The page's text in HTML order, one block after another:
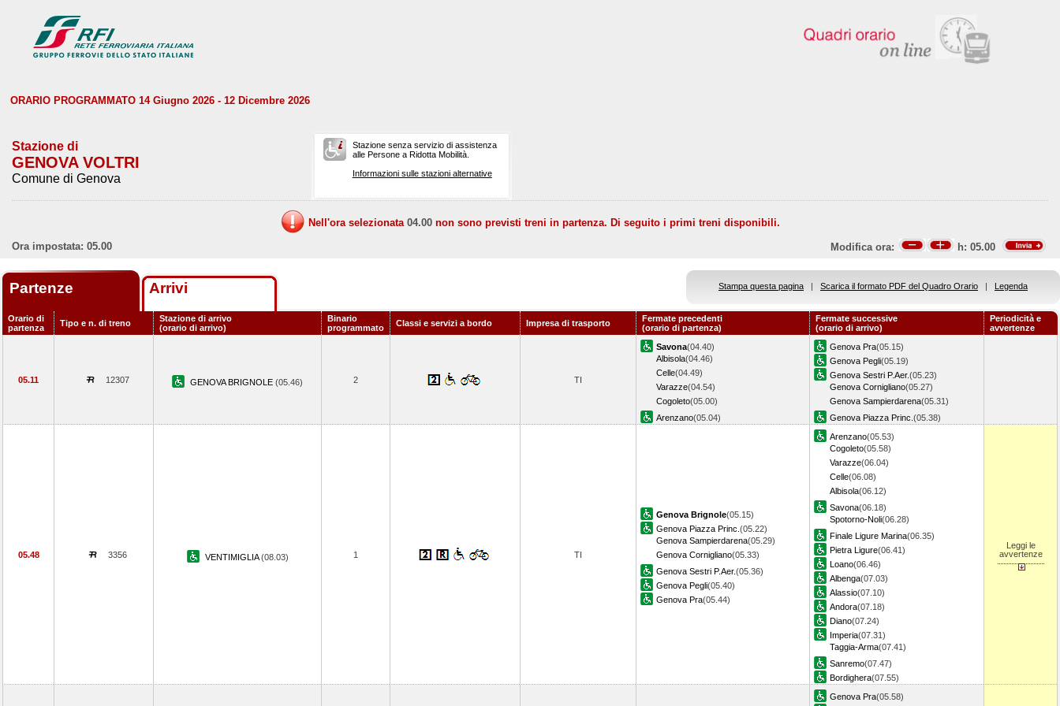
ORARIO PROGRAMMATO 14 Giugno 2026 - 12 Dicembre 2026
Stazione di
GENOVA VOLTRI
Comune di Genova
Stazione senza servizio di assistenza
alle Persone a Ridotta Mobilità.
Informazioni sulle stazioni alternative
Nell'ora selezionata 04.00 non sono previsti treni in partenza. Di seguito i primi treni disponibili.
Ora impostata: 05.00
Modifica ora: h: 05.00
Partenze Arrivi Stampa questa pagina | Scarica il formato PDF del Quadro Orario | Legenda
Orario di
partenza
Tipo e n. di treno
Stazione di arrivo
(orario di arrivo)
Binario
programmato
Classi e servizi a bordo Impresa di trasporto
Fermate precedenti
(orario di partenza)
Fermate successive
(orario di arrivo)
Periodicità e
avvertenze
05.11 12307 GENOVA BRIGNOLE (05.46) 2 TI
Savona(04.40)
Albisola(04.46)
Celle(04.49)
Varazze(04.54)
Cogoleto(05.00)
Arenzano(05.04)
Genova Pra(05.15)
Genova Pegli(05.19)
Genova Sestri P.Aer.(05.23)
Genova Cornigliano(05.27)
Genova Sampierdarena(05.31)
Genova Piazza Princ. (05.38)
05.48 3356 VENTIMIGLIA(08.03) 1 TI
Genova Brignole(05.15)
Genova Piazza Princ. (05.22)
Genova Sampierdarena(05.29)
Genova Cornigliano(05.33)
Genova Sestri P.Aer.(05.36)
Genova Pegli(05.40)
Genova Pra(05.44)
Arenzano(05.53)
Cogoleto(05.58)
Varazze(06.04)
Celle(06.08)
Albisola(06.12)
Savona(06.18)
Spotorno-Noli(06.28)
Finale Ligure Marina(06.35)
Pietra Ligure(06.41)
Loano(06.46)
Albenga(07.03)
Alassio(07.10)
Andora(07.18)
Diano(07.24)
Imperia(07.31)
Taggia-Arma(07.41)
Sanremo(07.47)
Bordighera(07.55)
Leggi le
avvertenze
Genova Pra(05.58)